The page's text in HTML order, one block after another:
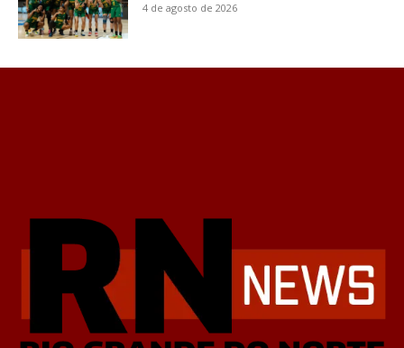
4 de agosto de 2026